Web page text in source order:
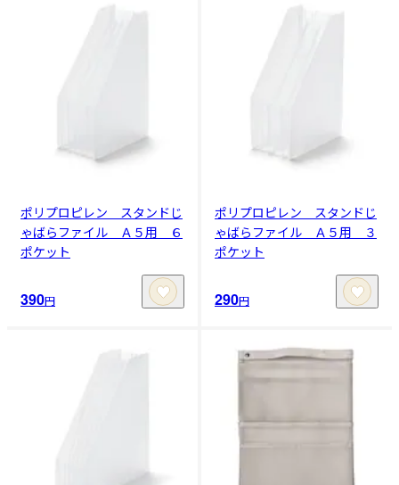
ポリプロピレン スタンドじ
ゃばらファイル Ａ５用 ６
ポケット
390円
ポリプロピレン スタンドじ
ゃばらファイル Ａ５用 ３
ポケット
290円